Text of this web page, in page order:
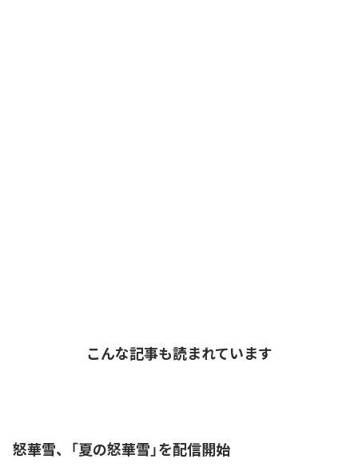
こんな記事も読まれています
怒華雪、「夏の怒華雪」を配信開始